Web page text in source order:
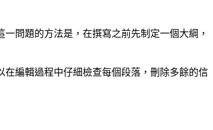
問題的方法是，在撰寫之前先制定一個大綱，
編輯過程中仔細檢查每個段落，刪除多餘的信